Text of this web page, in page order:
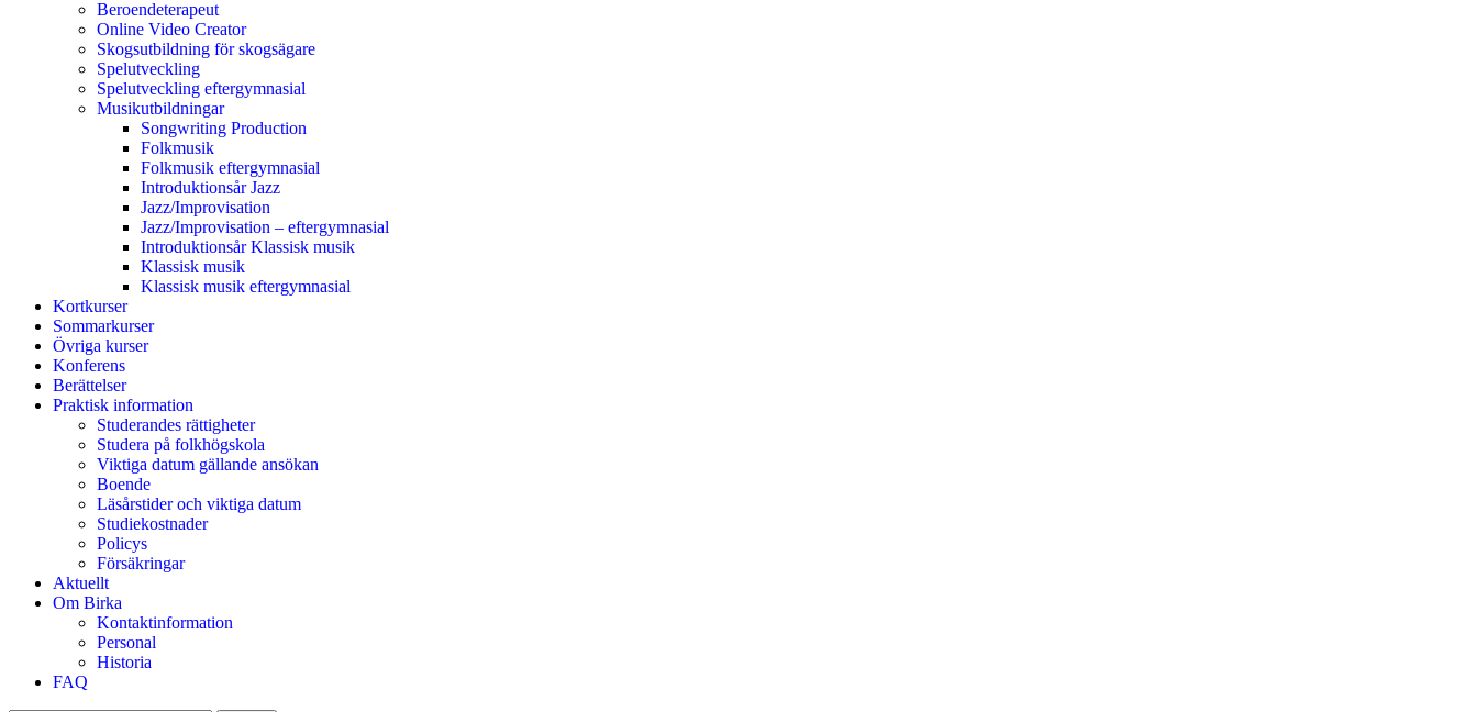
Beroendeterapeut
Online Video Creator
Skogsutbildning för skogsägare
Spelutveckling
Spelutveckling eftergymnasial
Musikutbildningar
Songwriting Production
Folkmusik
Folkmusik eftergymnasial
Introduktionsår Jazz
Jazz/Improvisation
Jazz/Improvisation – eftergymnasial
Introduktionsår Klassisk musik
Klassisk musik
Klassisk musik eftergymnasial
Kortkurser
Sommarkurser
Övriga kurser
Konferens
Berättelser
Praktisk information
Studerandes rättigheter
Studera på folkhögskola
Viktiga datum gällande ansökan
Boende
Läsårstider och viktiga datum
Studiekostnader
Policys
Försäkringar
Aktuellt
Om Birka
Kontaktinformation
Personal
Historia
FAQ